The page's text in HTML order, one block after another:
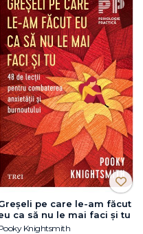
pe care le-am făcut
ca să nu le mai faci și tu
Knightsmith